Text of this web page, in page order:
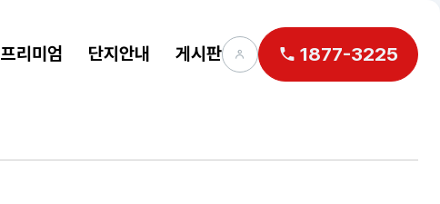
프리미엄 단지안내 게시판 1877-3225